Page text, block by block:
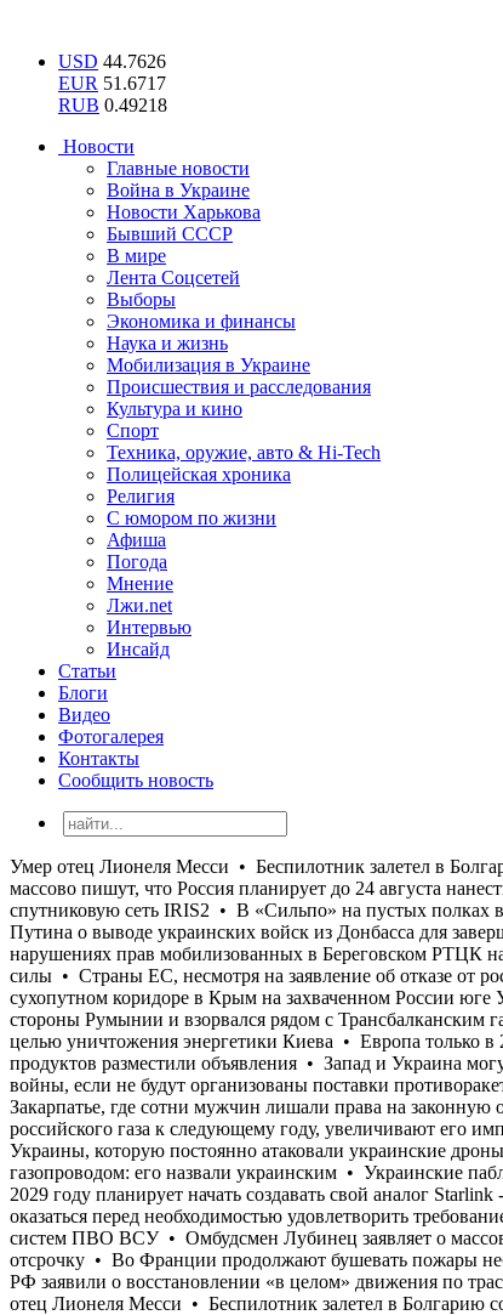
USD 44.7626
EUR 51.6717
RUB 0.49218
Новости
Главные новости
Война в Украине
Новости Харькова
Бывший СССР
В мире
Лента Соцсетей
Выборы
Экономика и финансы
Наука и жизнь
Мобилизация в Украине
Происшествия и расследования
Культура и кино
Спорт
Техника, оружие, авто & Hi-Tech
Полицейская хроника
Религия
С юмором по жизни
Афиша
Погода
Мнение
Лжи.net
Интервью
Инсайд
Статьи
Блоги
Видео
Фотогалерея
Контакты
Сообщить новость
Умер отец Лионеля Месси • Беспилотник залетел в Болгарию со стороны Румынии и взорвался рядом с Трансбалканским газопроводом: его назвали украинским • Украинские паблики массово пишут, что Россия планирует до 24 августа нанести удары с целью уничтожения энергетики Киева • Европа только в 2029 году планирует начать создавать свой аналог Starlink - спутниковую сеть IRIS2 • В «Сильпо» на пустых полках вместо продуктов разместили объявления • Запад и Украина могут оказаться перед необходимостью удовлетворить требование Путина о выводе украинских войск из Донбасса для завершения войны, если не будут организованы поставки противоракет для систем ПВО ВСУ • Омбудсмен Лубинец заявляет о массовых нарушениях прав мобилизованных в Береговском РТЦК на Закарпатье, где сотни мужчин лишали права на законную отсрочку • Во Франции продолжают бушевать пожары небывалой силы • Страны ЕС, несмотря на заявление об отказе от российского газа к следующему году, увеличивают его импорт • В РФ заявили о восстановлении «в целом» движения по трассе на сухопутном коридоре в Крым на захваченном России юге Украины, которую постоянно атаковали украинские дроны • Умер отец Лионеля Месси • Беспилотник залетел в Болгарию со стороны Румынии и взорвался рядом с Трансбалканским газопроводом: его назвали украинским • Украинские паблики массово пишут, что Россия планирует до 24 августа нанести удары с целью уничтожения энергетики Киева • Европа только в 2029 году планирует начать создавать свой аналог Starlink - спутниковую сеть IRIS2 • В «Сильпо» на пустых полках вместо продуктов разместили объявления • Запад и Украина могут оказаться перед необходимостью удовлетворить требование Путина о выводе украинских войск из Донбасса для завершения войны, если не будут организованы поставки противоракет для систем ПВО ВСУ • Омбудсмен Лубинец заявляет о массовых нарушениях прав мобилизованных в Береговском РТЦК на Закарпатье, где сотни мужчин лишали права на законную отсрочку • Во Франции продолжают бушевать пожары небывалой силы • Страны ЕС, несмотря на заявление об отказе от российского газа к следующему году, увеличивают его импорт • В РФ заявили о восстановлении «в целом» движения по трассе на сухопутном коридоре в Крым на захваченном России юге Украины, которую постоянно атаковали украинские дроны • Умер отец Лионеля Месси • Беспилотник залетел в Болгарию со стороны Румынии и взорвался рядом с Трансбалканским газопроводом: его назвали украинским • Украинские паблики массово пишут, что Россия планирует до 24 августа нанести удары с целью уничтожения энергетики Киева • Европа только в 2029 году планирует начать создавать свой аналог Starlink - спутниковую сеть IRIS2 • В «Сильпо» на пустых полках вместо продуктов разместили объявления • Запад и Украина могут оказаться перед необходимостью удовлетворить требование Путина о выводе украинских войск из Донбасса для завершения войны, если не будут организованы поставки противоракет для систем ПВО ВСУ • Омбудсмен Лубинец заявляет о массовых нарушениях прав